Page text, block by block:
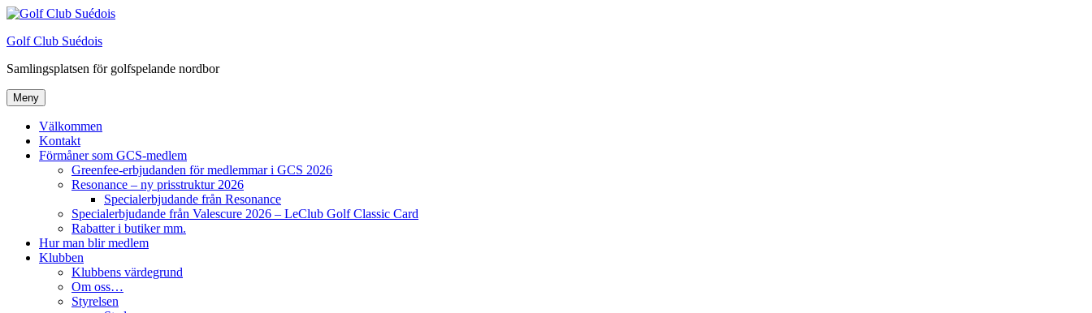
Hoppa
innehåll
Golf Club Suédois
Samlingsplatsen för golfspelande nordbor
Meny
Välkommen
Kontakt
Förmåner som GCS-medlem
Greenfee-erbjudanden för medlemmar i GCS 2026
Resonance – ny prisstruktur 2026
Specialerbjudande från Resonance
Specialerbjudande från Valescure 2026 – LeClub Golf Classic Card
Rabatter i butiker mm.
Hur man blir medlem
Klubben
Klubbens värdegrund
Om oss…
Styrelsen